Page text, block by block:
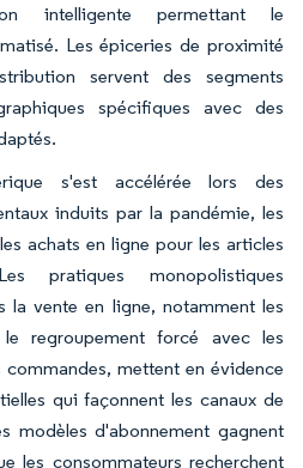
intelligente permettant le
Les épiceries de proximité
servent des segments
spécifiques avec des
s'est accélérée lors des
induits par la pandémie, les
achats en ligne pour les articles
pratiques monopolistiques
la vente en ligne, notamment les
regroupement forcé avec les
mettent en évidence
qui façonnent les canaux de
modèles d'abonnement gagnent
les consommateurs recherchent